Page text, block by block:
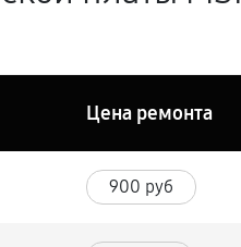
Цена ремонта
900 руб